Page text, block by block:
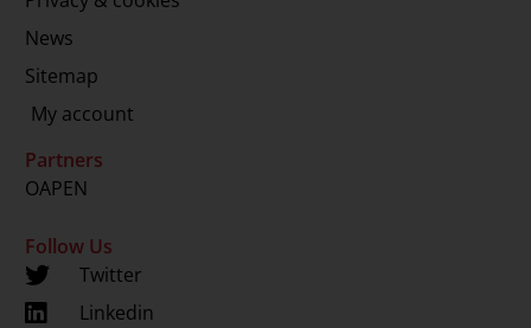
News
Sitemap
My account
Partners
OAPEN
Follow Us
Twitter
Linkedin